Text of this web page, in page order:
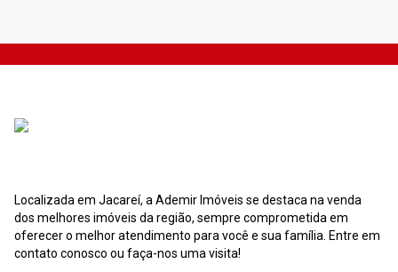
Localizada em Jacareí, a Ademir Imóveis se destaca na venda
dos melhores imóveis da região, sempre comprometida em
oferecer o melhor atendimento para você e sua família. Entre em
contato conosco ou faça-nos uma visita!